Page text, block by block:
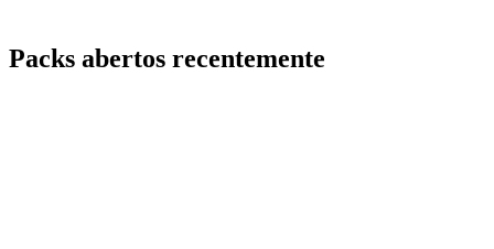
Packs abertos recentemente